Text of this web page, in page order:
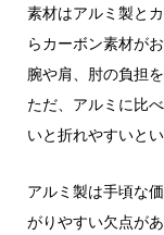
素材はアルミ製と
らカーボン素材がお
腕や肩、肘の負担
ただ、アルミに比
いと折れやすいと
アルミ製は手頃な
がりやすい欠点があ